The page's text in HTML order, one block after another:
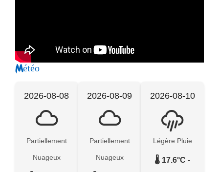
Météo
2026-08-08
Partiellement
Nuageux
2026-08-09
Partiellement
Nuageux
2026-08-10
Légère Pluie
🌡️ 17.6°C -